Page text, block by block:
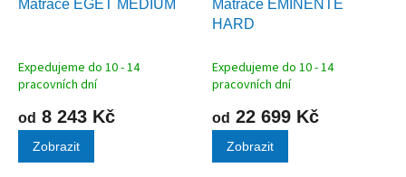
A
Matrace EGET MEDIUM
Expedujeme do 10 - 14
pracovních dní
od 8 243 Kč
Zobrazit
A
Matrace EMINENTE
HARD
Expedujeme do 10 - 14
pracovních dní
od 22 699 Kč
Zobrazit